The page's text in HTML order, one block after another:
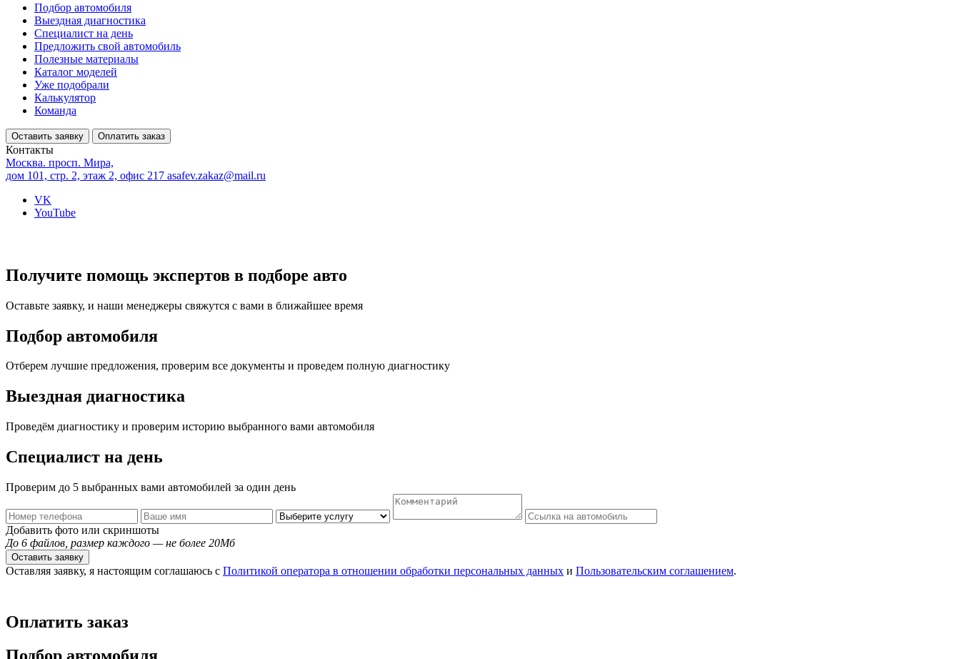
Подбор автомобиля
Выездная диагностика
Специалист на день
Предложить свой автомобиль
Полезные материалы
Каталог моделей
Уже подобрали
Калькулятор
Команда
Оставить заявку Оплатить заказ
Контакты
Москва. просп. Мира,
дом 101, стр. 2, этаж 2, офис 217 asafev.zakaz@mail.ru
VK
YouTube
Получите помощь экспертов в подборе авто
Оставьте заявку, и наши менеджеры свяжутся с вами в ближайшее время
Подбор автомобиля
Отберем лучшие предложения, проверим все документы и проведем полную диагностику
Выездная диагностика
Проведём диагностику и проверим историю выбранного вами автомобиля
Специалист на день
Проверим до 5 выбранных вами автомобилей за один день
Добавить фото или скриншоты
До 6 файлов, размер каждого — не более 20Мб
Оставить заявку
Оставляя заявку, я настоящим соглашаюсь с Политикой оператора в отношении обработки персональных данных и Пользовательским соглашением.
Оплатить заказ